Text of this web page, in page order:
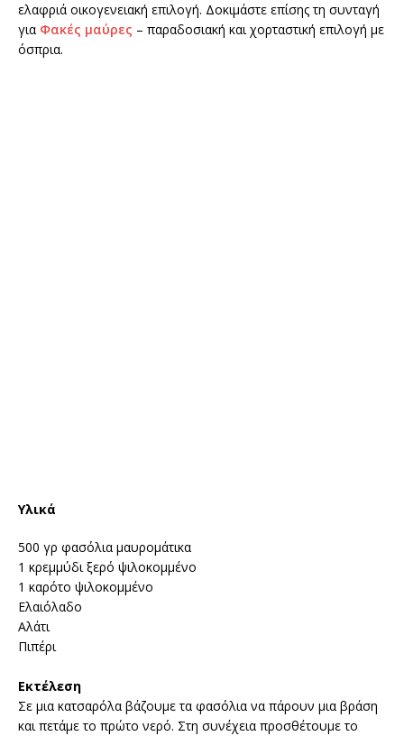
ελαφριά οικογενειακή επιλογή. Δοκιμάστε επίσης τη συνταγή
για Φακές μαύρες – παραδοσιακή και χορταστική επιλογή με
όσπρια.
Υλικά
500 γρ φασόλια μαυρομάτικα
1 κρεμμύδι ξερό ψιλοκομμένο
1 καρότο ψιλοκομμένο
Ελαιόλαδο
Αλάτι
Πιπέρι
Εκτέλεση
Σε μια κατσαρόλα βάζουμε τα φασόλια να πάρουν μια βράση
και πετάμε το πρώτο νερό. Στη συνέχεια προσθέτουμε το